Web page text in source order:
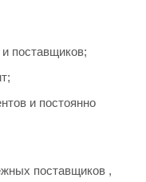
поставщиков;
и постоянно
поставщиков ,